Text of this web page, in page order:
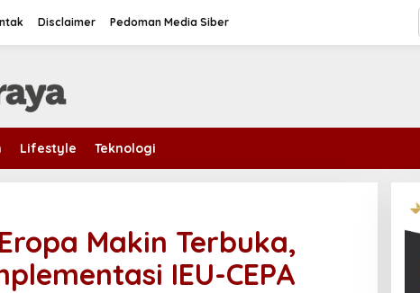
Disclaimer Pedoman Media Siber
Lifestyle Teknologi
Makin Terbuka,
IEU-CEPA